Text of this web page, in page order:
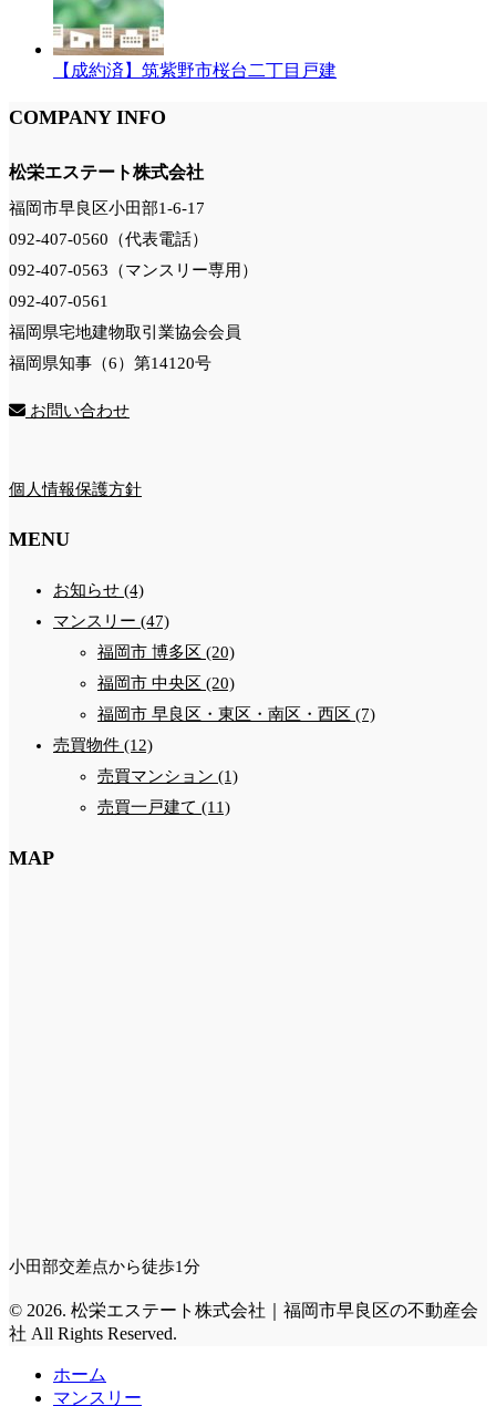
【成約済】筑紫野市桜台二丁目戸建
COMPANY INFO
松栄エステート株式会社
福岡市早良区小田部1-6-17
092-407-0560（代表電話）
092-407-0563（マンスリー専用）
092-407-0561
福岡県宅地建物取引業協会会員
福岡県知事（6）第14120号
お問い合わせ
個人情報保護方針
MENU
お知らせ (4)
マンスリー (47)
福岡市 博多区 (20)
福岡市 中央区 (20)
福岡市 早良区・東区・南区・西区 (7)
売買物件 (12)
売買マンション (1)
売買一戸建て (11)
MAP
小田部交差点から徒歩1分
© 2026. 松栄エステート株式会社｜福岡市早良区の不動産会
社 All Rights Reserved.
ホーム
マンスリー